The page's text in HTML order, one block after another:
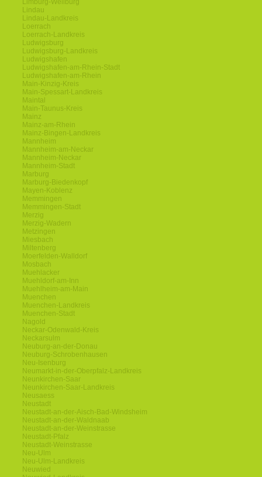
Limburg-Weilburg
Lindau
Lindau-Landkreis
Loerrach
Loerrach-Landkreis
Ludwigsburg
Ludwigsburg-Landkreis
Ludwigshafen
Ludwigshafen-am-Rhein-Stadt
Ludwigshafen-am-Rhein
Main-Kinzig-Kreis
Main-Spessart-Landkreis
Maintal
Main-Taunus-Kreis
Mainz
Mainz-am-Rhein
Mainz-Bingen-Landkreis
Mannheim
Mannheim-am-Neckar
Mannheim-Neckar
Mannheim-Stadt
Marburg
Marburg-Biedenkopf
Mayen-Koblenz
Memmingen
Memmingen-Stadt
Merzig
Merzig-Wadern
Metzingen
Miesbach
Miltenberg
Moerfelden-Walldorf
Mosbach
Muehlacker
Muehldorf-am-Inn
Muehlheim-am-Main
Muenchen
Muenchen-Landkreis
Muenchen-Stadt
Nagold
Neckar-Odenwald-Kreis
Neckarsulm
Neuburg-an-der-Donau
Neuburg-Schrobenhausen
Neu-Isenburg
Neumarkt-in-der-Oberpfalz-Landkreis
Neunkirchen-Saar
Neunkirchen-Saar-Landkreis
Neusaess
Neustadt
Neustadt-an-der-Aisch-Bad-Windsheim
Neustadt-an-der-Waldnaab
Neustadt-an-der-Weinstrasse
Neustadt-Pfalz
Neustadt-Weinstrasse
Neu-Ulm
Neu-Ulm-Landkreis
Neuwied